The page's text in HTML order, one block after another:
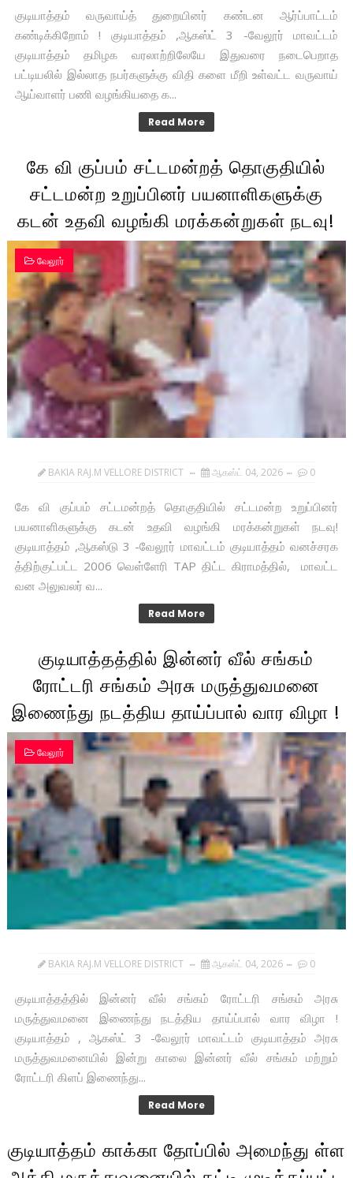
குடியாத்தம் வருவாய்த் துறையினர் கண்டன ஆர்ப்பாட்டம்
கண்டிக்கிறோம் ! குடியாத்தம் ,ஆகஸ்ட் 3 -வேலூர் மாவட்டம்
குடியாத்தம் தமிழக வரலாற்றிலேயே இதுவரை நடைபெறாத
பட்டியலில் இல்லாத நபர்களுக்கு விதி களை மீறி உள்வட்ட வருவாய்
ஆய்வாளர் பணி வழங்கியதை க...
Read More
கே வி குப்பம் சட்டமன்றத் தொகுதியில்
சட்டமன்ற உறுப்பினர் பயனாளிகளுக்கு
கடன் உதவி வழங்கி மரக்கன்றுகள் நடவு!
வேலூர்
BAKIA RAJ.M VELLORE DISTRICT ஆகஸ்ட் 04, 2026 0
கே வி குப்பம் சட்டமன்றத் தொகுதியில் சட்டமன்ற உறுப்பினர்
பயனாளிகளுக்கு கடன் உதவி வழங்கி மரக்கன்றுகள் நடவு!
குடியாத்தம் ,ஆகஸ்டு 3 -வேலூர் மாவட்டம் குடியாத்தம் வனச்சரக
த்திற்குட்பட்ட 2006 வெள்ளேரி TAP திட்ட கிராமத்தில், மாவட்ட
வன அலுவலர் வ...
Read More
குடியாத்தத்தில் இன்னர் வீல் சங்கம்
ரோட்டரி சங்கம் அரசு மருத்துவமனை
இணைந்து நடத்திய தாய்ப்பால் வார விழா !
வேலூர்
BAKIA RAJ.M VELLORE DISTRICT ஆகஸ்ட் 04, 2026 0
குடியாத்தத்தில் இன்னர் வீல் சங்கம் ரோட்டரி சங்கம் அரசு
மருத்துவமனை இணைந்து நடத்திய தாய்ப்பால் வார விழா !
குடியாத்தம் , ஆகஸ்ட் 3 -வேலூர் மாவட்டம் குடியாத்தம் அரசு
மருத்துவமனையில் இன்று காலை இன்னர் வீல் சங்கம் மற்றும்
ரோட்டரி கிளப் இணைந்து...
Read More
குடியாத்தம் காக்கா தோப்பில் அமைந்து ள்ள